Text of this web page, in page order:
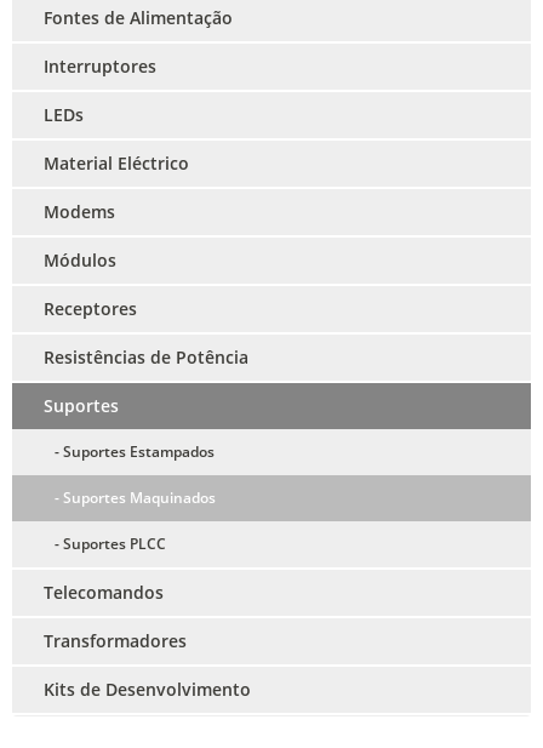
Fontes de Alimentação
Interruptores
LEDs
Material Eléctrico
Modems
Módulos
Receptores
Resistências de Potência
Suportes
- Suportes Estampados
- Suportes Maquinados
- Suportes PLCC
Telecomandos
Transformadores
Kits de Desenvolvimento